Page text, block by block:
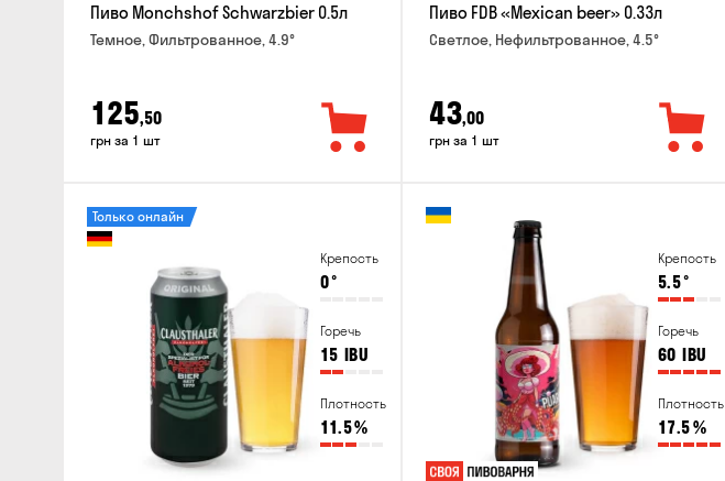
Пиво Monchshof Schwarzbier 0.5л
Темное, Фильтрованное, 4.9°
125,50
грн за 1 шт
Пиво FDB «Mexican beer» 0.33л
Светлое, Нефильтрованное, 4.5°
43,00
грн за 1 шт
Крепость
0°
Горечь
15 IBU
Плотность
11.5%
Только онлайн
Крепость
5.5°
Горечь
60 IBU
Плотность
17.5%